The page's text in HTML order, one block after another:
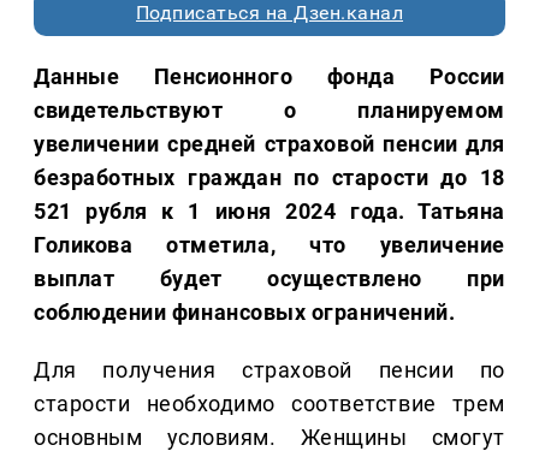
Подписаться на Дзен.канал
Данные Пенсионного фонда России
свидетельствуют о планируемом
увеличении средней страховой пенсии для
безработных граждан по старости до 18
521 рубля к 1 июня 2024 года. Татьяна
Голикова отметила, что увеличение
выплат будет осуществлено при
соблюдении финансовых ограничений.
Для получения страховой пенсии по
старости необходимо соответствие трем
основным условиям. Женщины смогут